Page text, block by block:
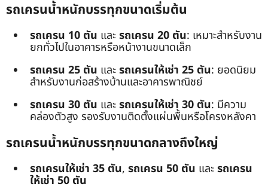
รถเครนน้ำหนักบรรทุกขนาดเริ่มต้น
รถเครน 10 ตัน และรถเครน 20 ตัน: เหมาะสำหรับงาน
ยกทั่วไปในอาคารหรือหน้างานขนาดเล็ก
รถเครน 25 ตัน และรถเครนให้เช่า 25 ตัน: ยอดนิยม
สำหรับงานก่อสร้างบ้านและอาคารพาณิชย์
รถเครน 30 ตัน และรถเครนให้เช่า 30 ตัน: มีความ
คล่องตัวสูง รองรับงานติดตั้งแผ่นพื้นหรือโครงหลังคา
รถเครนน้ำหนักบรรทุกขนาดกลางถึงใหญ่
รถเครนให้เช่า 35 ตัน, รถเครน 50 ตัน และรถเครน
ให้เช่า 50 ตัน